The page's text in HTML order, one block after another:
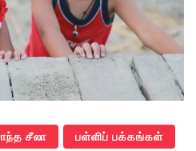
சீலா பள்ளிப் பக்கங்கள்